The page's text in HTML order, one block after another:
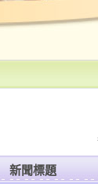
新聞標題